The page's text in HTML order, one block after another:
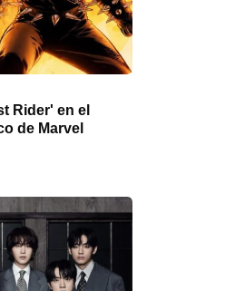
Rider' en el
de Marvel